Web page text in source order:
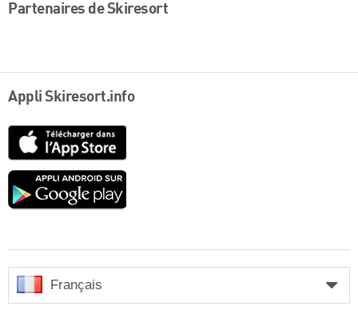
Partenaires de Skiresort
Appli Skiresort.info
Google
Français